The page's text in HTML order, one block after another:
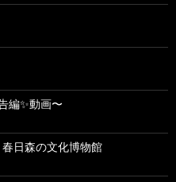
編✨動画〜
日森の文化博物館